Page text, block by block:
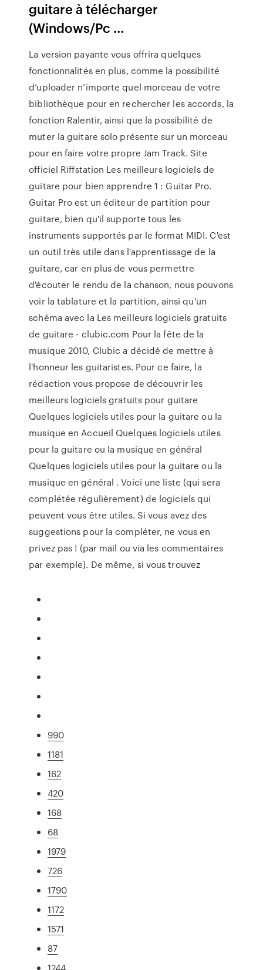
guitare à télécharger
(Windows/Pc ...
La version payante vous offrira quelques
fonctionnalités en plus, comme la possibilité
d’uploader n’importe quel morceau de votre
bibliothèque pour en rechercher les accords, la
fonction Ralentir, ainsi que la possibilité de
muter la guitare solo présente sur un morceau
pour en faire votre propre Jam Track. Site
officiel Riffstation Les meilleurs logiciels de
guitare pour bien apprendre 1 : Guitar Pro.
Guitar Pro est un éditeur de partition pour
guitare, bien qu'il supporte tous les
instruments supportés par le format MIDI. C'est
un outil très utile dans l'apprentissage de la
guitare, car en plus de vous permettre
d'écouter le rendu de la chanson, nous pouvons
voir la tablature et la partition, ainsi qu'un
schéma avec la Les meilleurs logiciels gratuits
de guitare - clubic.com Pour la fête de la
musique 2010, Clubic a décidé de mettre à
l'honneur les guitaristes. Pour ce faire, la
rédaction vous propose de découvrir les
meilleurs logiciels gratuits pour guitare
Quelques logiciels utiles pour la guitare ou la
musique en Accueil Quelques logiciels utiles
pour la guitare ou la musique en général
Quelques logiciels utiles pour la guitare ou la
musique en général . Voici une liste (qui sera
complétée régulièrement) de logiciels qui
peuvent vous être utiles. Si vous avez des
suggestions pour la compléter, ne vous en
privez pas ! (par mail ou via les commentaires
par exemple). De même, si vous trouvez
990
1181
162
420
168
68
1979
726
1790
1172
1571
87
1244